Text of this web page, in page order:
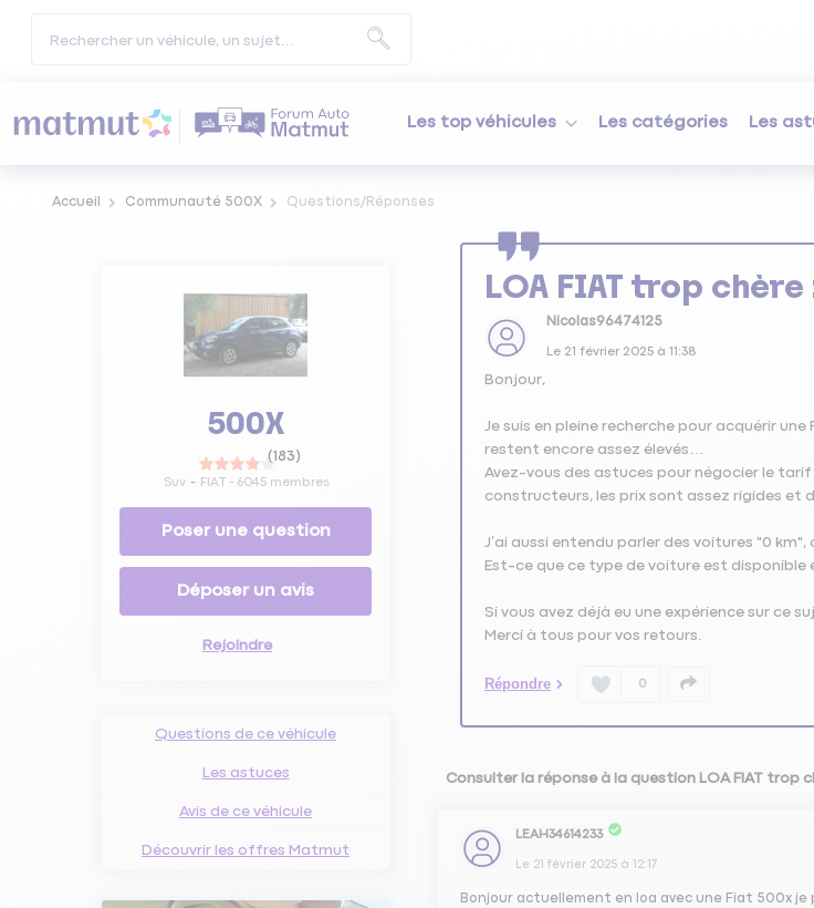
Les top véhicules Les catégories Les
Accueil Communauté 500X Questions/Réponses
500X
(183)
Suv FIAT - 6045 membres
Poser une question
Déposer un avis
Rejoindre
Questions de ce véhicule
Les astuces
Avis de ce véhicule
Découvrir les offres Matmut
LOA FIAT trop
Nicolas96474125
Le 21 février 2025à 11:38
Bonjour,
Je suis en pleine recherche pour acquérir
restent encore assez élevés…
Avez-vous des astuces pour négocier le tarif
constructeurs, les prix sont assez rigides et
J’ai aussi entendu parler des voitures "0
Est-ce que ce type de voiture est disponible
Si vous avez déjà eu une expérience sur ce
Merci à tous pour vos retours.
Répondre 0
Consulter la réponse à la question LOA FIAT trop
LEAH34614233
Le 21 février 2025 à 12:17
Bonjour actuellement en loa avec une Fiat 500x